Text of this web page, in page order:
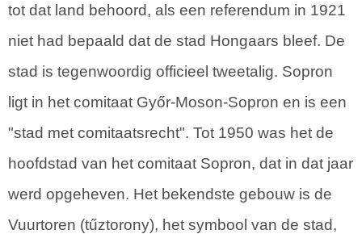
tot dat land behoord, als een referendum in 1921
niet had bepaald dat de stad Hongaars bleef. De
stad is tegenwoordig officieel tweetalig. Sopron
ligt in het comitaat Győr-Moson-Sopron en is een
"stad met comitaatsrecht". Tot 1950 was het de
hoofdstad van het comitaat Sopron, dat in dat jaar
werd opgeheven. Het bekendste gebouw is de
Vuurtoren (tűztorony), het symbool van de stad,